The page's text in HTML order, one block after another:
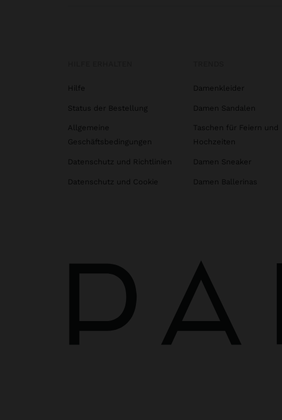
Hilfe
Status der Bestellung
Allgemeine
Geschäftsbedingungen
Datenschutz und Richtlinien
Datenschutz und Cookie
Damenkleider
Damen Sandalen
Taschen für Feiern und
Hochzeiten
Damen Sneaker
Damen Ballerinas